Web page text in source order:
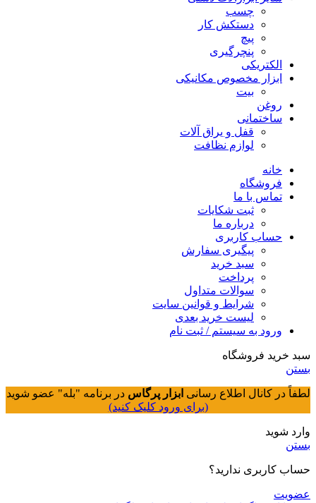
چسب
دستکش کار
پیچ
پنچرگیری
الکتریکی
ابزار مخصوص مکانیکی
بیت
روغن
ساختمانی
قفل و یراق آلات
لوازم نظافت
خانه
فروشگاه
تماس با ما
ثبت شکایات
درباره ما
حساب کاربری
پیگیری سفارش
سبد خرید
پرداخت
سوالات متداول
شرایط و قوانین سایت
لیست خرید بعدی
ورود به سیستم / ثبت نام
سبد خرید فروشگاه
بستن
لطفاً در کانال اطلاع رسانی ابزار پرگاس در برنامه "بله" عضو شوید
(برای ورود کلیک کنید)
وارد شوید
بستن
حساب کاربری ندارید؟
عضویت